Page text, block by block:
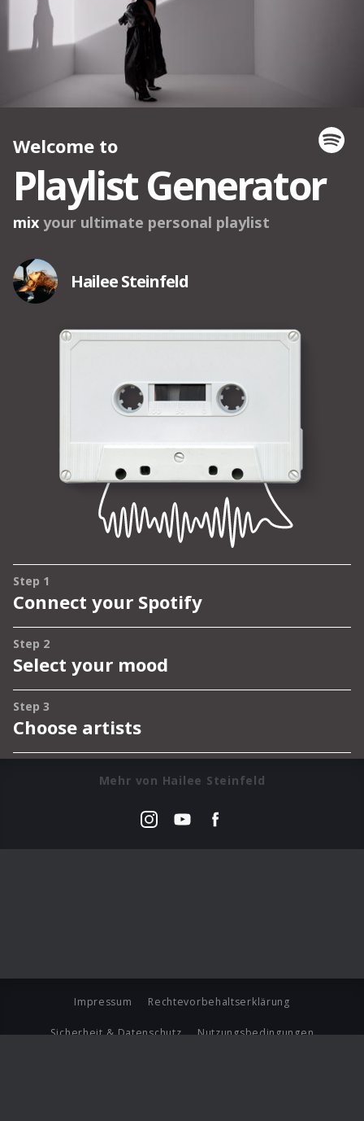
Mehr von Hailee Steinfeld
Impressum Rechtevorbehaltserklärung
Sicherheit & Datenschutz Nutzungsbedingungen